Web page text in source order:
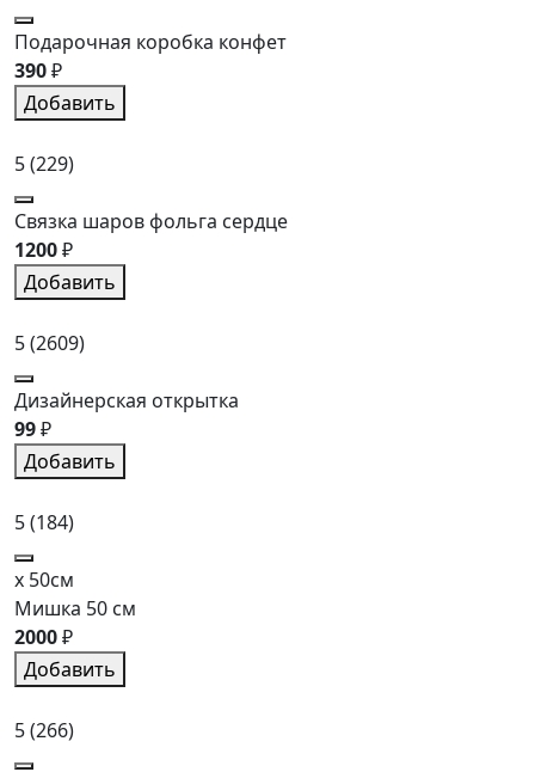
Подарочная коробка конфет
390₽
Добавить
5(229)
Связка шаров фольга сердце
1200₽
Добавить
5(2609)
Дизайнерская открытка
99₽
Добавить
5(184)
x 50см
Мишка 50 см
2000₽
Добавить
5(266)